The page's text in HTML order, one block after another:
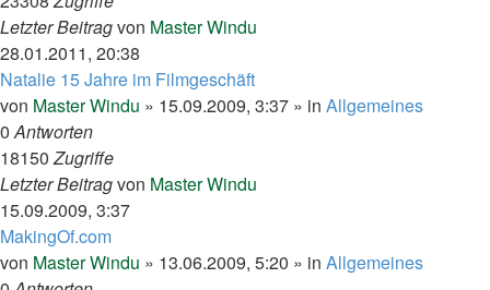
Letzter Beitragvon Master Windu
28.01.2011, 20:38
Natalie 15 Jahre im Filmgeschäft
von Master Windu » 15.09.2009, 3:37 » in Allgemeines
0Antworten
18150Zugriffe
Letzter Beitragvon Master Windu
15.09.2009, 3:37
MakingOf.com
von Master Windu » 13.06.2009, 5:20 » in Allgemeines